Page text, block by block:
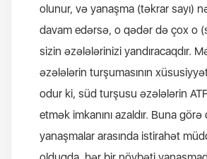
olunur, və yanaşma (təkrar sayı)
davam edərsə, o qədər də çox o
sizin əzələlərinizi yandıracaqdır.
əzələlərin turşumasının
odur ki, süd turşusu əzələlərin
etmək imkanını azaldır. Buna görə
yanaşmalar arasında istirahət